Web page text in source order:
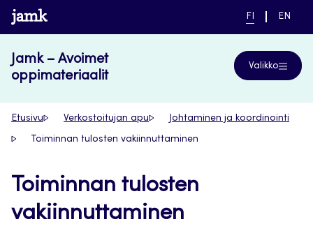
Siirry
suoraan
www.jamk.fi
NYKYINEN
FI
VAIHDA
EN
Jamk – Avoimet
oppimateriaalit
Valikko
Etusivu Verkostoitujan apu Johtaminen ja koordinointi
Toiminnan tulosten vakiinnuttaminen
Toiminnan tulosten
vakiinnuttaminen